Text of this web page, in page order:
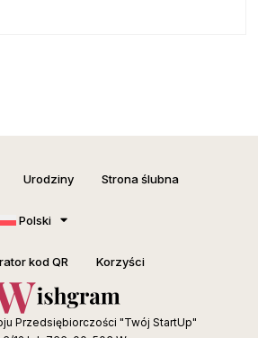
Urodziny Strona ślubna
Polski
kod QR Korzyści
Przedsiębiorczości "Twój StartUp"